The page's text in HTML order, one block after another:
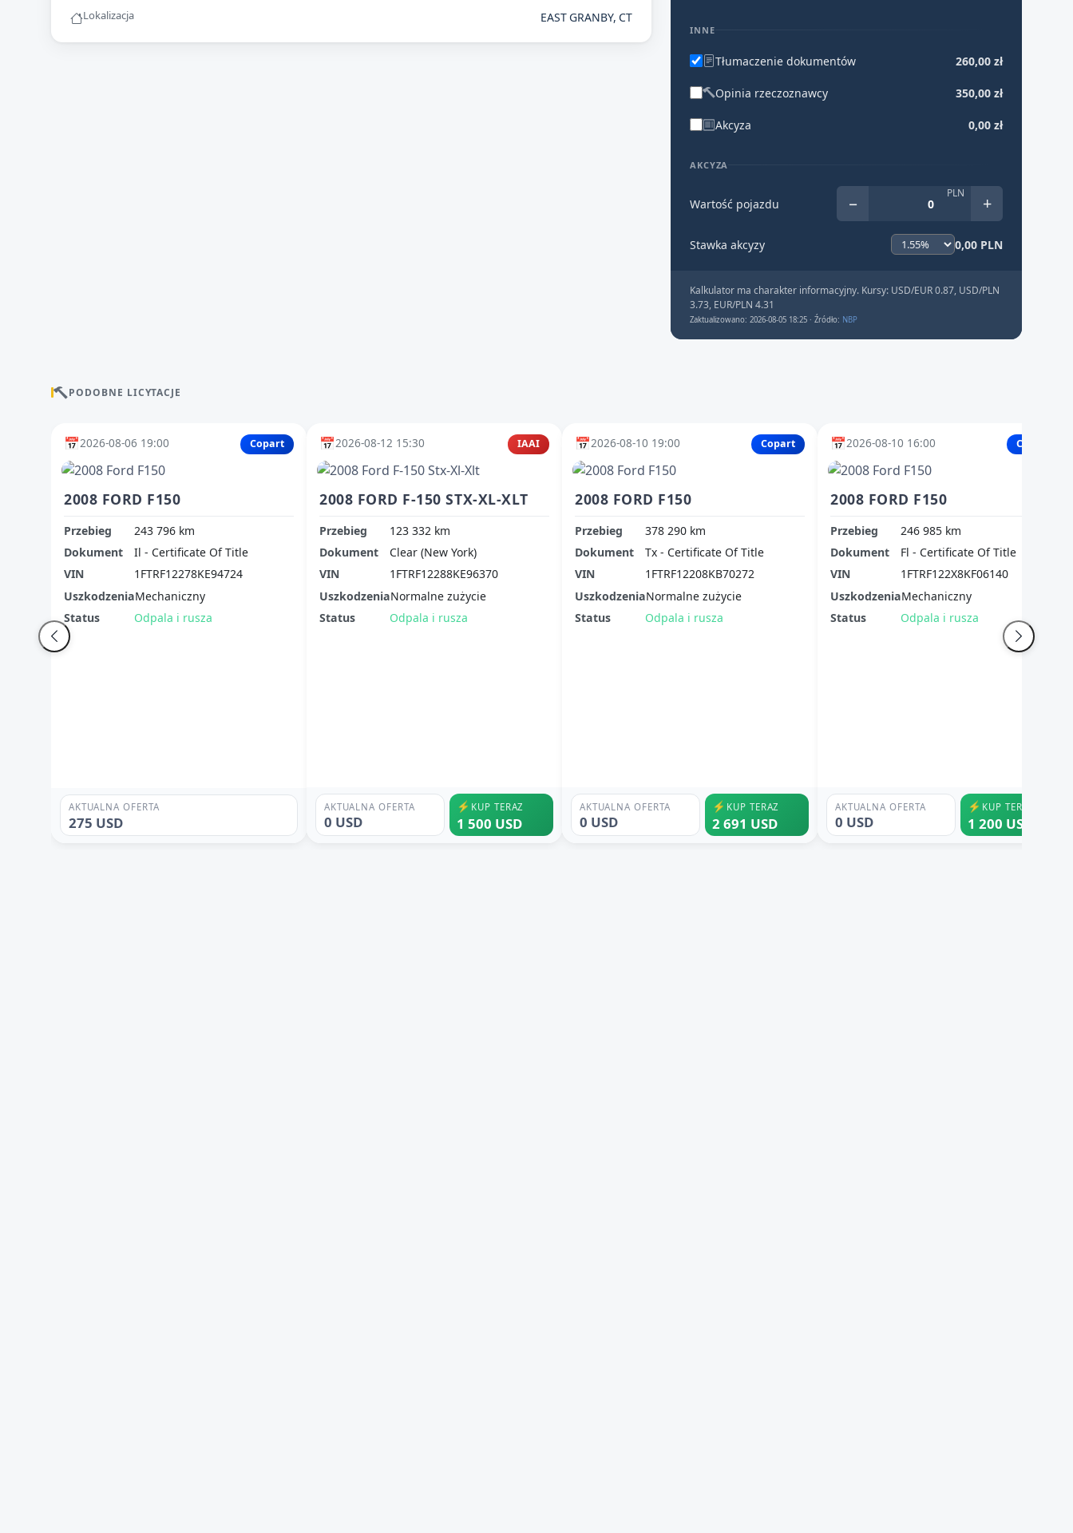
Lokalizacja EAST GRANBY, CT
INNE
Tłumaczenie dokumentów 260,00 zł
Opinia rzeczoznawcy 350,00 zł
Akcyza 0,00 zł
AKCYZA
Wartość pojazdu − PLN +
Stawka akcyzy 0,00 PLN
Kalkulator ma charakter informacyjny. Kursy: USD/EUR 0.87, USD/PLN
3.73, EUR/PLN 4.31
Zaktualizowano: 2026-08-05 18:25 · Źródło: NBP
PODOBNE LICYTACJE
📅2026-08-06 19:00 Copart
2008 FORD F150
Przebieg
243 796 km
Dokument
Il - Certificate Of Title
VIN
1FTRF12278KE94724
UszkodzeniaMechaniczny
Status
Odpala i rusza
AKTUALNA OFERTA
275 USD
📅2026-08-12 15:30 IAAI
2008 FORD F-150 STX-XL-XLT
Przebieg
123 332 km
Dokument
Clear (New York)
VIN
1FTRF12288KE96370
UszkodzeniaNormalne zużycie
Status
Odpala i rusza
AKTUALNA OFERTA
0 USD
⚡ KUP TERAZ
1 500 USD
📅2026-08-10 19:00 Copart
2008 FORD F150
Przebieg
378 290 km
Dokument
Tx - Certificate Of Title
VIN
1FTRF12208KB70272
UszkodzeniaNormalne zużycie
Status
Odpala i rusza
AKTUALNA OFERTA
0 USD
⚡ KUP TERAZ
2 691 USD
📅2026-08-10 16:00 Copart
2008 FORD F150
Przebieg
246 985 km
Dokument
Fl - Certificate Of Title
VIN
1FTRF122X8KF06140
UszkodzeniaMechaniczny
Status
Odpala i rusza
AKTUALNA OFERTA
0 USD
⚡ KUP TERAZ
1 200 USD